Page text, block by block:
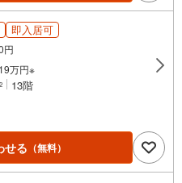
即入居可
円
19万円※
2 13階
せる （無料）